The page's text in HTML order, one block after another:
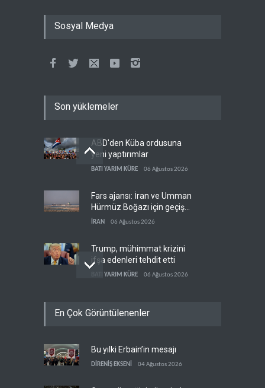
Sosyal Medya
Son yüklemeler
ABD'den Küba ordusuna
yeni yaptırımlar
BATI YARIM KÜRE 06 Ağustos 2026
Fars ajansı: İran ve Umman
Hürmüz Boğazı için geçiş
koridorlarında anlaştı
İRAN 06 Ağustos 2026
Trump, mühimmat krizini
ifşa edenleri tehdit etti
BATI YARIM KÜRE 06 Ağustos 2026
Şeria'da işgalci
İsrail, beyin göçünde rekora
koşuyor
En Çok Görüntülenenler
Bu yılki Erbain’in mesajı
DİRENİŞ EKSENİ 04 Ağustos 2026